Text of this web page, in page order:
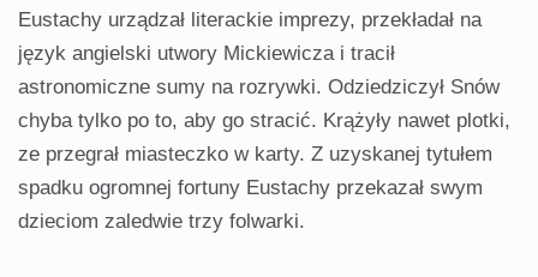
Eustachy urządzał literackie imprezy, przekładał na
język angielski utwory Mickiewicza i tracił
astronomiczne sumy na rozrywki. Odziedziczył Snów
chyba tylko po to, aby go stracić. Krążyły nawet plotki,
ze przegrał miasteczko w karty. Z uzyskanej tytułem
spadku ogromnej fortuny Eustachy przekazał swym
dzieciom zaledwie trzy folwarki.